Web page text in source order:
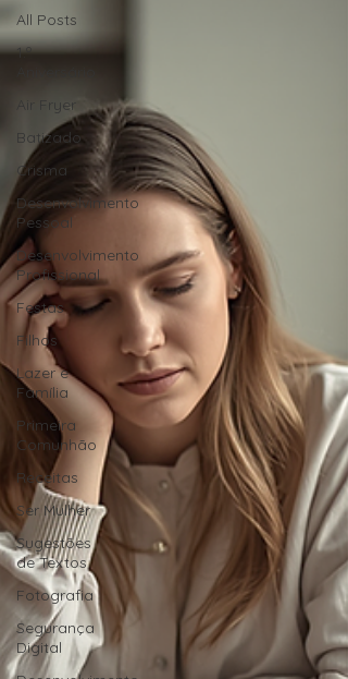
All Posts
1.º
Air Fryer
Batizado
Crisma
Desenvolvimento
Pessoal
Desenvolvimento
Profissional
Festas
Filhos
Lazer e
Família
Primeira
Comunhão
Receitas
Ser Mulher
Sugestões
de Textos
Fotografia
Segurança
Digital